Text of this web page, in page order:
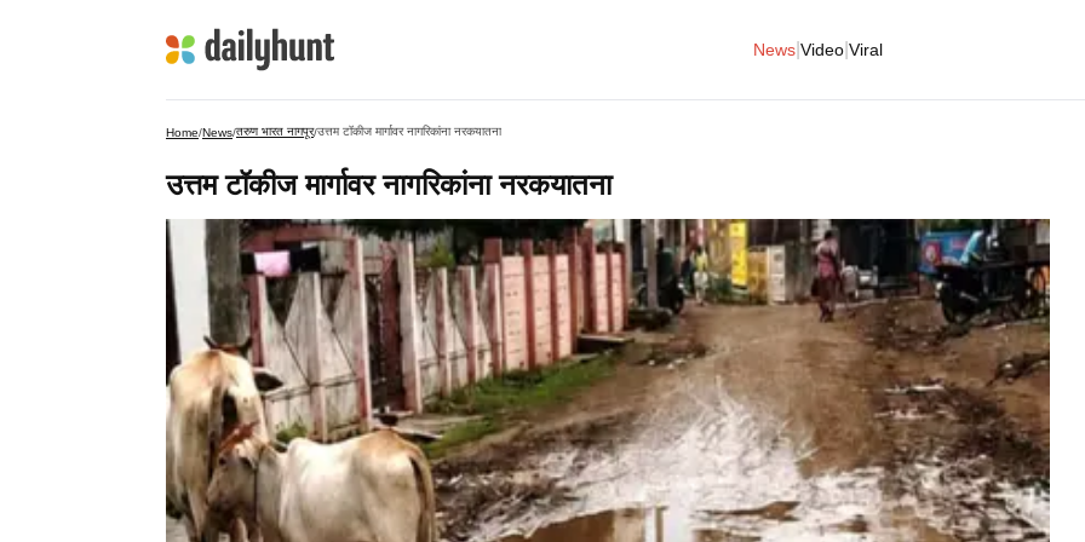
News Video Viral
Home/News/तरुण भारत नागपूर/उत्तम टॉकीज मार्गावर नागरिकांना नरकयातना
उत्तम टॉकीज मार्गावर नागरिकांना नरकयातना